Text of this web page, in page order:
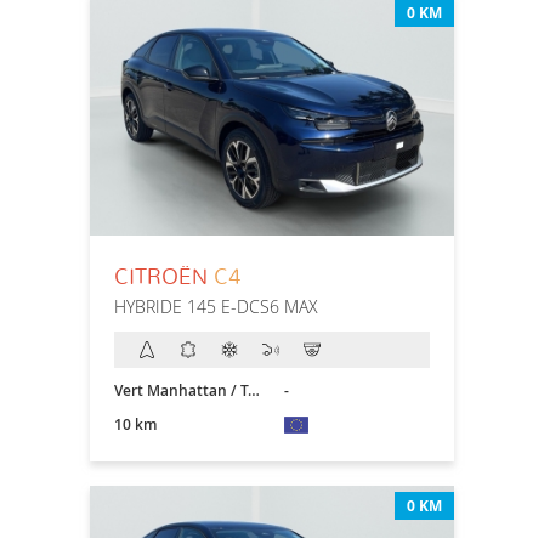
0 KM
CITROËN C4
HYBRIDE 145 E-DCS6 MAX
Vert Manhattan / Toit Noir
-
10 km
0 KM